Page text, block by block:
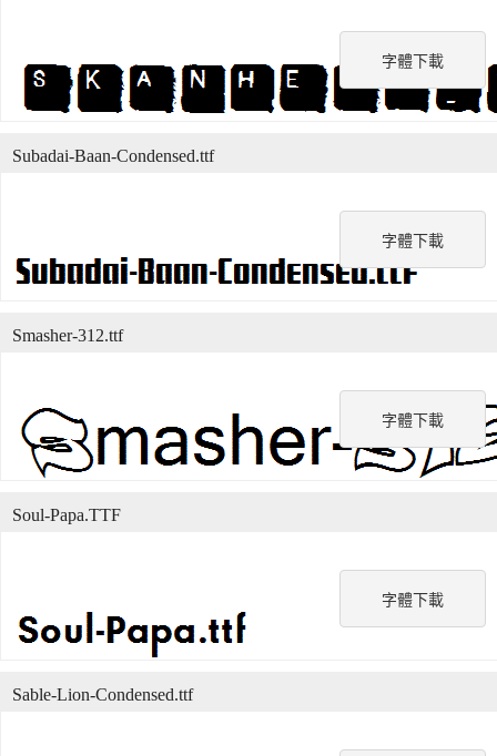
字體下載
字體下載
Subadai-Baan-Condensed.ttf
字體下載
Smasher-312.ttf
字體下載
Soul-Papa.TTF
Sable-Lion-Condensed.ttf